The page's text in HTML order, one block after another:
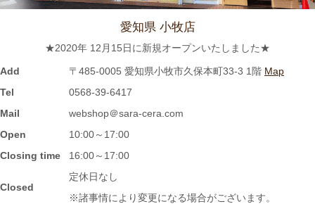
≪新着商品≫ 波佐見焼のラフランスとりんごのマグカップ新入
荷しました♪先行販売中！！
2023/11/1
≪再入荷≫窯出し入荷しました♪松助窯 お野菜たっぷり担麺 タン
2023/10/25
≪新着商品≫ 波佐見焼の可愛いフルーツ柄平鉢新入荷しました♪
先行販売中！！
愛知県 小牧店
★2020年 12月15日に新規オープンいたしました★
Add 〒485-0005 愛知県小牧市久保本町33-3 1階 Map
Tel
0568-39-6417
Mail
webshop＠sara-cera.com
Open
10:00～17:00
Closing time
16:00～17:00
Closed
定休日なし
※諸事情により変更になる場合がございます。